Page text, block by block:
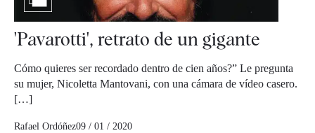
'Pavarotti', retrato de un gigante
Cómo quieres ser recordado dentro de cien años?” Le pregunta
su mujer, Nicoletta Mantovani, con una cámara de vídeo casero.
[…]
Rafael Ordóñez09 / 01 / 2020